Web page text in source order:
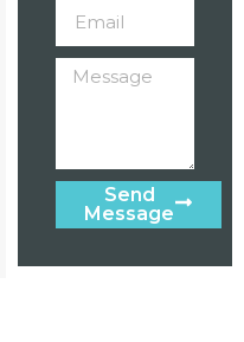
Send
Message